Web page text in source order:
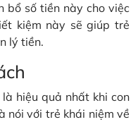
bổ số tiền này cho việc
kiệm này sẽ giúp trẻ
lý tiền.
hiệu quả nhất khi con
nói với trẻ khái niệm về